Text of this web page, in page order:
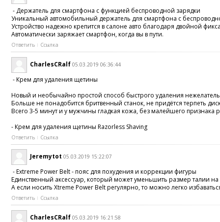
- Держатель для смартфона с функцией беспроводной зарядки
Уникальный автомобильный держатель для смартфона с
Устройство надежно крепится в салоне авто благодаря двойной
Автоматически заряжает смартфон, когда вы в пути.
Ответить Ссылка
CharlesCRalf 05.03.2019 06:36:44
- Крем для удаления щетины
Новый и необычайно простой способ быстрого удаления
Больше не понадобится бритвенный станок, не придётся терпеть
Всего 3-5 минут и у мужчины гладкая кожа, без малейшего признака
- Крем для удаления щетины Razorless Shaving
Ответить Ссылка
Jeremytot 05.03.2019 15:22:07
- Extreme Power Belt - пояс для похудения и коррекции фигуры
Единственный аксессуар, который может уменьшить размер талии на
А если носить Xtreme Power Belt регулярно, то можно легко
Ответить Ссылка
CharlesCRalf 05.03.2019 16:21:58